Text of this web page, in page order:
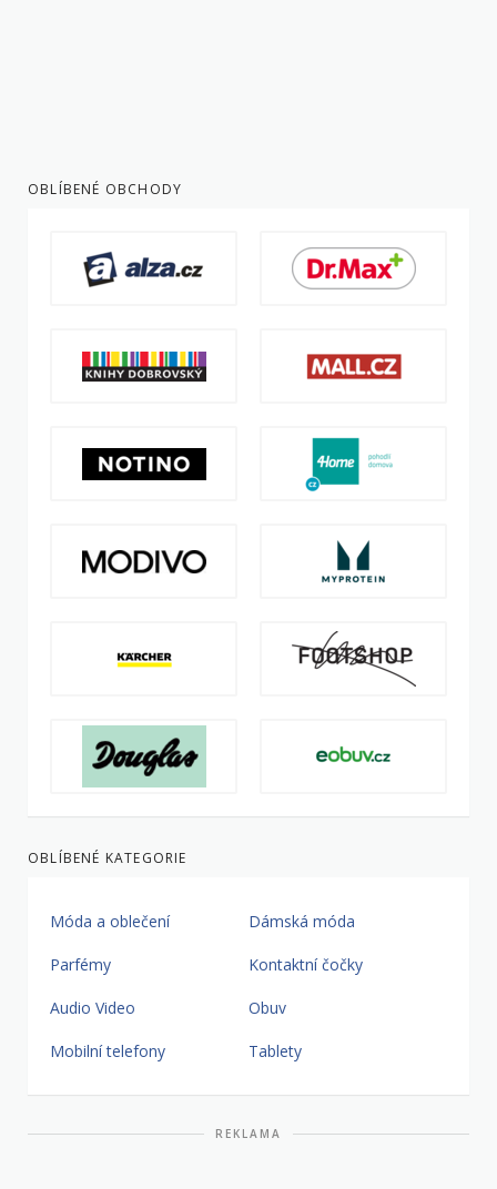
OBLÍBENÉ OBCHODY
OBLÍBENÉ KATEGORIE
Móda a oblečení Dámská móda
Parfémy Kontaktní čočky
Audio Video Obuv
Mobilní telefony Tablety
REKLAMA